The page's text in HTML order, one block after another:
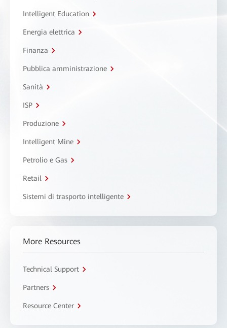
Intelligent Education
Energia elettrica
Finanza
Pubblica amministrazione
Sanità
ISP
Produzione
Intelligent Mine
Petrolio e Gas
Retail
Sistemi di trasporto intelligente
More Resources
Technical Support
Partners
Resource Center